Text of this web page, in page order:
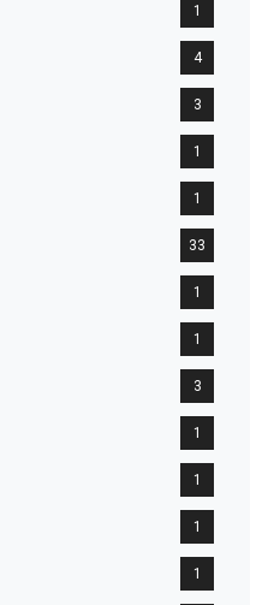
1
4
3
1
1
33
1
1
3
1
1
1
1